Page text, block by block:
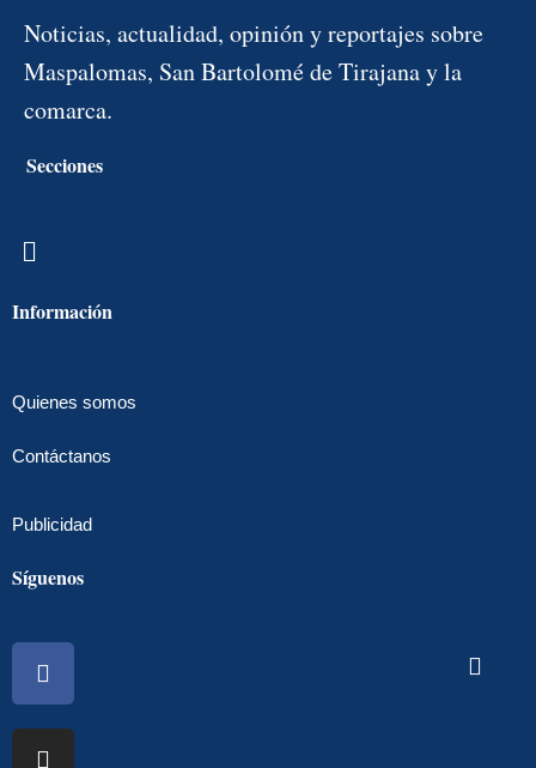
Noticias, actualidad, opinión y reportajes sobre
Maspalomas, San Bartolomé de Tirajana y la
comarca.
Secciones
Menú
Información
Quienes somos
Contáctanos
Publicidad
Síguenos
Facebook
Instagram